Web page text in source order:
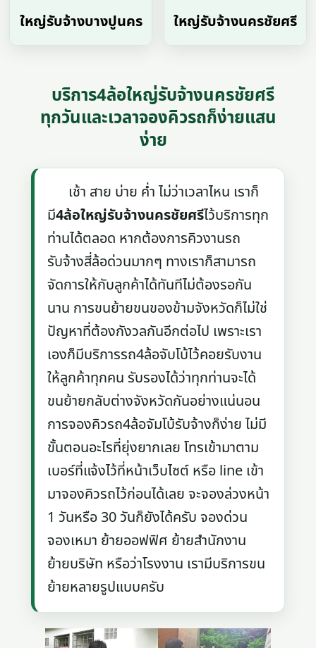
ใหญ่รับจ้างบางปูนคร
ใหญ่รับจ้างนครชัยศรี
บริการ4ล้อใหญ่รับจ้างนครชัยศรี
ทุกวันและเวลาจองคิวรถก็ง่ายแสน
ง่าย
เช้า สาย บ่าย ค่ำ ไม่ว่าเวลาไหน เราก็
มี4ล้อใหญ่รับจ้างนครชัยศรีไว้บริการทุก
ท่านได้ตลอด หากต้องการคิวงานรถ
รับจ้างสี่ล้อด่วนมากๆ ทางเราก็สามารถ
จัดการให้กับลูกค้าได้ทันทีไม่ต้องรอกัน
นาน การขนย้ายขนของข้ามจังหวัดก็ไม่ใช่
ปัญหาที่ต้องกังวลกันอีกต่อไป เพราะเรา
เองก็มีบริการรถ4ล้อจับโบ้ไว้คอยรับงาน
ให้ลูกค้าทุกคน รับรองได้ว่าทุกท่านจะได้
ขนย้ายกลับต่างจังหวัดกันอย่างแน่นอน
การจองคิวรถ4ล้อจัมโบ้รับจ้างก็ง่าย ไม่มี
ขั้นตอนอะไรที่ยุ่งยากเลย โทรเข้ามาตาม
เบอร์ที่แจ้งไว้ที่หน้าเว็บไซต์ หรือ line เข้า
มาจองคิวรถไว้ก่อนได้เลย จะจองล่วงหน้า
1 วันหรือ 30 วันก็ยังได้ครับ จองด่วน
จองเหมา ย้ายออฟฟิศ ย้ายสำนักงาน
ย้ายบริษัท หรือว่าโรงงาน เรามีบริการขน
ย้ายหลายรูปแบบครับ